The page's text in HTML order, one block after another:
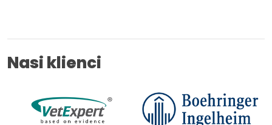
Nasi klienci